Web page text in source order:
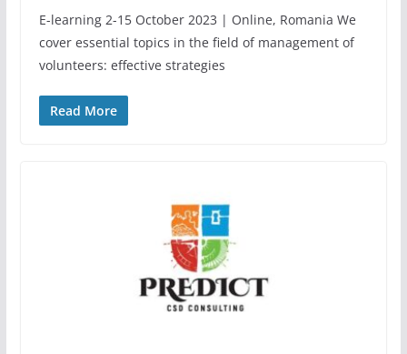
E-learning 2-15 October 2023 | Online, Romania We
cover essential topics in the field of management of
volunteers: effective strategies
Read More